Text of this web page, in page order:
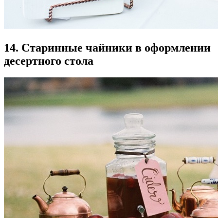
14. Старинные чайники в оформлении
десертного стола